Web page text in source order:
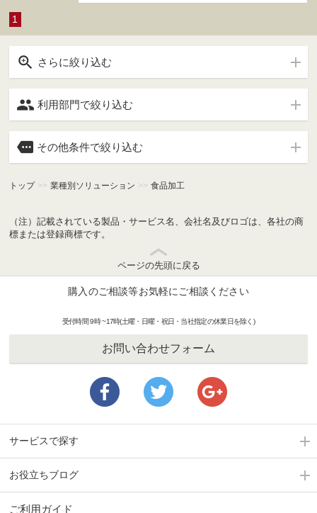
1
 さらに絞り込む
 利用部門で絞り込む
 その他条件で絞り込む
トップ >> 業種別ソリューション >> 食品加工
（注）記載されている製品・サービス名、会社名及びロゴは、各社の商
標または登録商標です。
ページの先頭に戻る
購入のご相談等お気軽にご相談ください
受付時間 9時 ~17時(土曜・日曜・祝日・当社指定の休業日を除く)
お問い合わせフォーム
サービスで探す
お役立ちブログ
ご利用ガイド